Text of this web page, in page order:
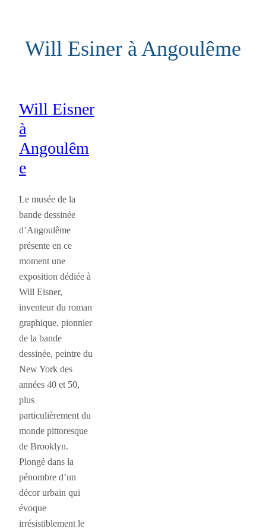
contenuWill Esiner à Angoulême
Will Eisner
à
Angoulêm
e
Le musée de la
bande dessinée
d’Angoulême
présente en ce
moment une
exposition dédiée à
Will Eisner,
inventeur du roman
graphique, pionnier
de la bande
dessinée, peintre du
New York des
années 40 et 50,
plus
particulièrement du
monde pittoresque
de Brooklyn.
Plongé dans la
pénombre d’un
décor urbain qui
évoque
irrésistiblement le